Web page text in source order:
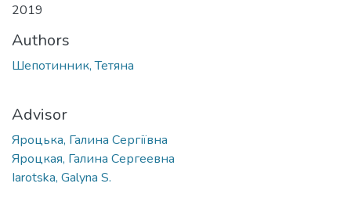
2019
Authors
Шепотинник, Тетяна
Advisor
Яроцька, Галина Сергіївна
Яроцкая, Галина Сергеевна
Iarotska, Galyna S.